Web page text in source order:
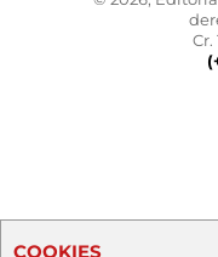
Cr.
COOKIES